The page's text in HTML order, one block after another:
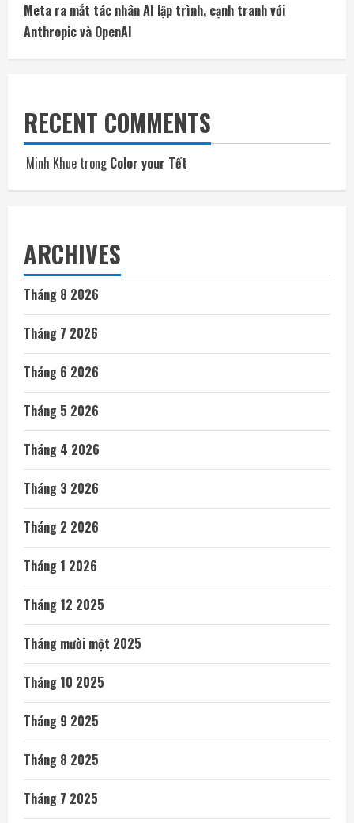
Meta ra mắt tác nhân AI lập trình, cạnh tranh với
Anthropic và OpenAI
RECENT COMMENTS
Minh Khue trongColor your Tết
ARCHIVES
Tháng 8 2026
Tháng 7 2026
Tháng 6 2026
Tháng 5 2026
Tháng 4 2026
Tháng 3 2026
Tháng 2 2026
Tháng 1 2026
Tháng 12 2025
Tháng mười một 2025
Tháng 10 2025
Tháng 9 2025
Tháng 8 2025
Tháng 7 2025